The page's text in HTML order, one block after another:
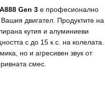
Gen 3 е професионално
двигател. Продуктите на
кутия и алуминиеви
с до 15 к.с. на колелата.
но и агресивен звук от
смес.